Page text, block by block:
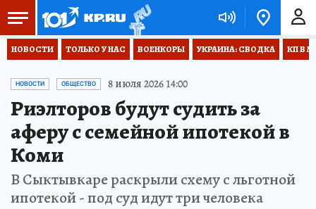
НОВОСТИ ТОЛЬКО У НАС ВОЕНКОРЫ УКРАИНА: СВОДКА КП В
НОВОСТИ ОБЩЕСТВО 8 июля 2026 14:00
Риэлторов будут судить за
аферу с семейной ипотекой в
Коми
В Сыктывкаре раскрыли схему с льготной
ипотекой - под суд идут три человека